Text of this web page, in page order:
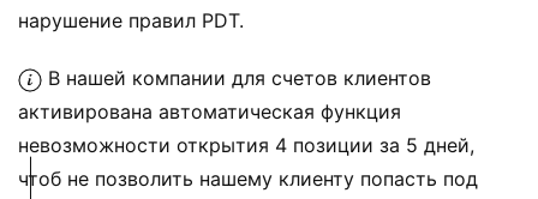
нарушение правил PDT.
В нашей компании для счетов клиентов
активирована автоматическая функция
невозможности открытия 4 позиции за 5 дней,
чтоб не позволить нашему клиенту попасть под